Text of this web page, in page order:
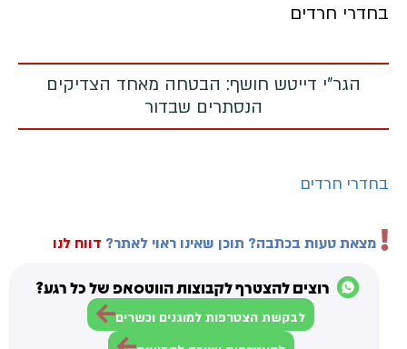
בחדרי חרדים
הגר"י דייטש חושף: הבטחה מאחד הצדיקים
הנסתרים שבדור
בחדרי חרדים
מצאת טעות בכתבה? תוכן שאינו ראוי לאתר? דווח לנו
רוצים להצטרף לקבוצות הווטסאפ של כל רגע?
לבקשת הצטרפות למוגנים וכשרים